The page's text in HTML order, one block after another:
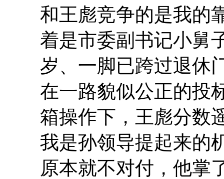
和王彪竞争的是我的
着是市委副书记小舅
岁、一脚已跨过退休
在一路貌似公正的投
箱操作下，王彪分数
我是孙领导提起来的
原本就不对付，他掌